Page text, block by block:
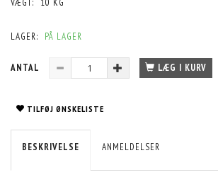
LAGER: PÅ LAGER
ANTAL LÆG I KURV
TILFØJ ØNSKELISTE
BESKRIVELSE ANMELDELSER